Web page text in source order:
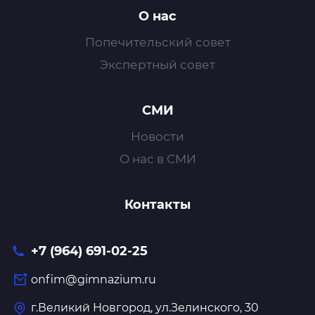
О нас
Попечительский совет
Экспертный совет
СМИ
Новости
О нас в СМИ
Контакты
+7 (964) 691-02-25
onfim@gimnazium.ru
г.Великий Новгород, ул.Зелинского, 30